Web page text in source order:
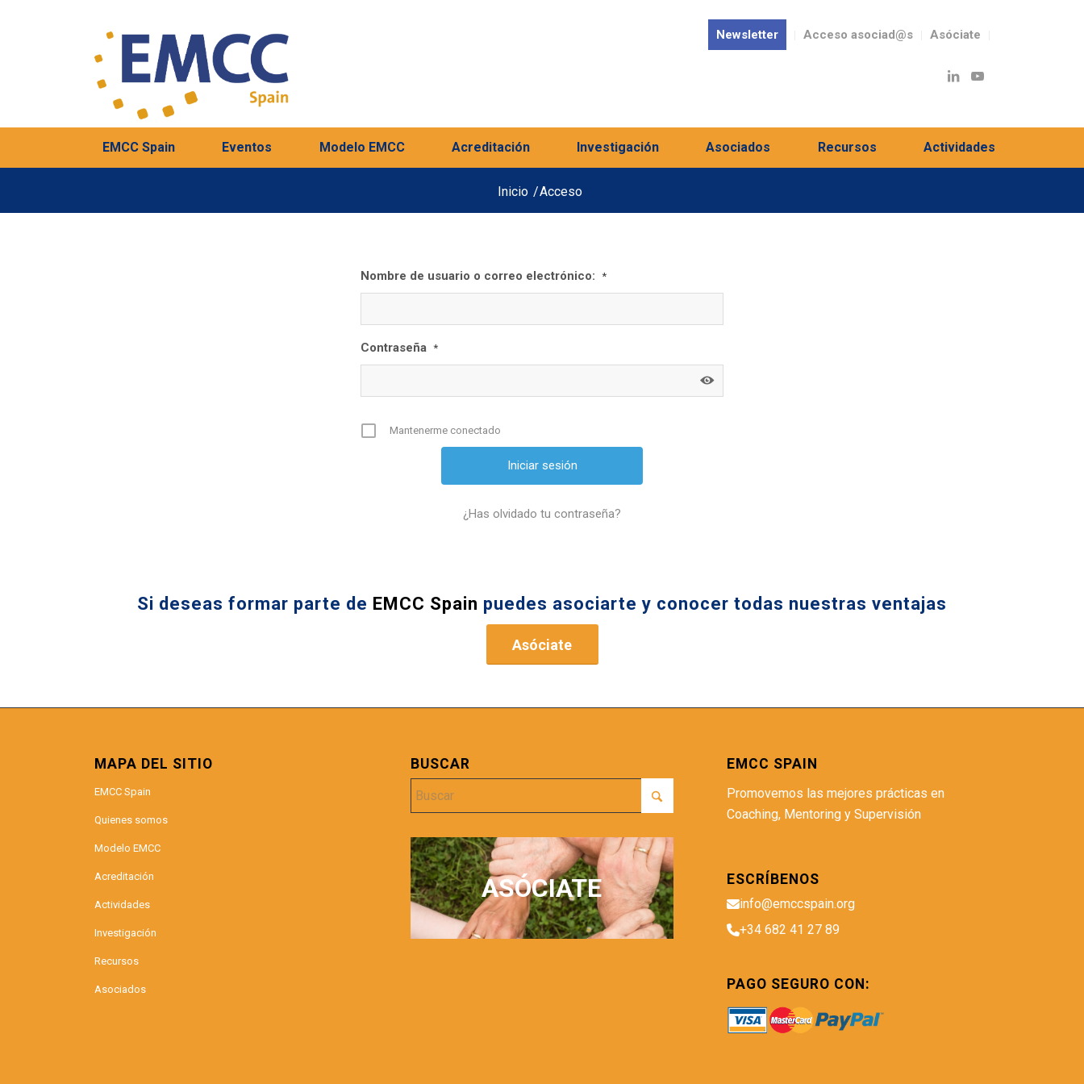
Newsletter Acceso asociad@s Asóciate
EMCC Spain Eventos Modelo EMCC Acreditación Investigación Asociados Recursos Actividades
Inicio /Acceso
Nombre de usuario o correo electrónico: *
Contraseña *
Mantenerme conectado
¿Has olvidado tu contraseña?
Si deseas formar parte de EMCC Spain puedes asociarte y conocer todas nuestras ventajas
Asóciate
MAPA DEL SITIO
EMCC Spain
Quienes somos
Modelo EMCC
Acreditación
Actividades
Investigación
Recursos
Asociados
BUSCAR
ASÓCIATE
EMCC SPAIN
Promovemos las mejores prácticas en
Coaching, Mentoring y Supervisión
ESCRÍBENOS
info@emccspain.org
+34 682 41 27 89
PAGO SEGURO CON: